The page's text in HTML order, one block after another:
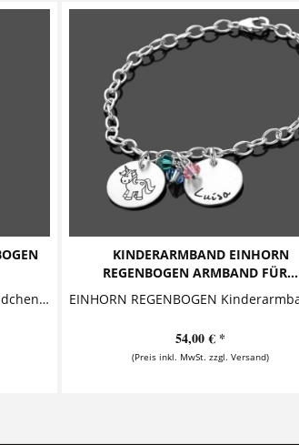
EINHORN REGENBOGEN Kette Mädchen Diese bezaubernde Kette für Mädchen mit Gravur aus 925 Sterling Silber besteht aus einem personalisierten...
KINDERARMBAND EINHORN
REGENBOGEN ARMBAND FÜR...
54,00 € *
(Preis inkl. MwSt. zzgl. Versand)